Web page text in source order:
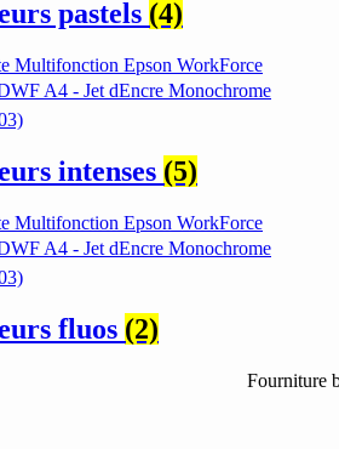
pastels (4)
intenses (5)
fluos (2)